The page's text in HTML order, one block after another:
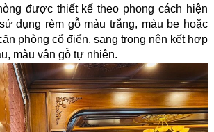
được thiết kế theo phong cách hiện
dụng rèm gỗ màu trắng, màu be hoặc
phòng cổ điển, sang trọng nên kết hợp
màu vân gỗ tự nhiên.